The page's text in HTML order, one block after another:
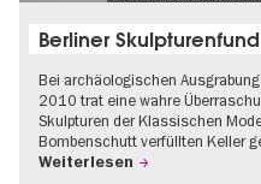
Berliner Skulpturenfund
Bei archäologischen
2010 trat eine wahre
Skulpturen der Klassischen
Bombenschutt verfüllten Keller
Weiterlesen